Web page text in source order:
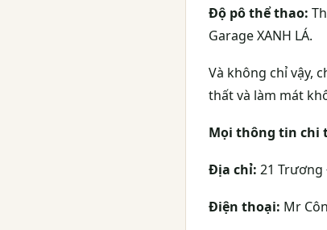
Độ pô thể thao:
Garage XANH LÁ.
Và không chỉ vậy,
thất và làm mát
Mọi thông tin chi
Địa chỉ: 21 Trương
Điện thoại: Mr